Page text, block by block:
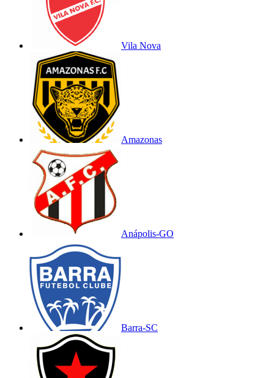
Vila Nova
Amazonas
Anápolis-GO
Barra-SC